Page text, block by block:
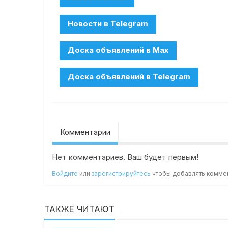
Комментарии
Нет комментариев. Ваш будет первым!
Войдите илизарегистрируйтесь чтобы добавлять
ТАКЖЕ ЧИТАЮТ